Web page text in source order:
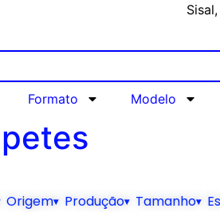
Alto
Formato Modelo
Origem▾ Produção▾ Tamanho▾